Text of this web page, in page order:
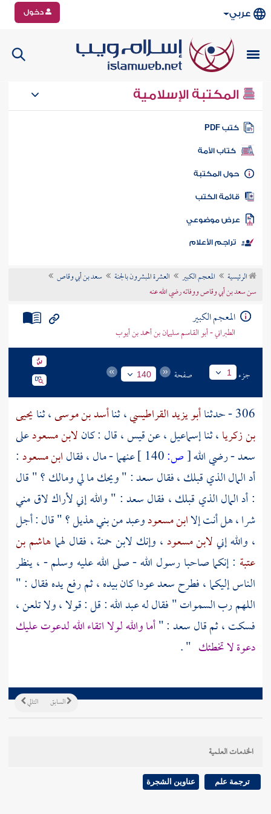
عربي دخول
المكتبة الإسلامية
كتب PDF
كتاب الأمة
المكتبة
الكتب
موضوعي
تراجم الأعلام
الرئيسية المعجم الكبير العشرة المبشرون بالجنة
سعد بن أبي وقاص
سن سعد بن أبي وقاص ووفاته رضي الله عنه
المعجم الكبير
الطبراني - أبو القاسم سليمان بن أحمد بن أيوب
جزء 1 صفحة 140
306 - حدثنا أبو يزيد القراطيسي، ثناأسد بن موسى، ثنايحيى
بن زكريا، ثناإسماعيل، عنقيس، قال : كانلابن مسعودعلى
سعد- رضي الله[ص: عنهما - مال ، فقالابن مسعود:
أد المال الذي قبلك ، فقالسعد: " ويحك ما لي ومالك ؟ " قال
: أد المال الذي قبلك ، فقالسعد: " والله إني لأراك لاق مني
شرا ، هل أنت إلاابن مسعودوعبد منبني هذيل؟ " قال : أجل
، والله إنيلابن مسعود، وإنك لابن حمنة ، فقال لهماهاشم بن
عتبة : إنكما صاحبا رسول الله - صلى الله عليه وسلم - ، ينظر
الناس إليكما ، فطرحسعدعودا كان بيده ، ثم رفع يده فقال : "
اللهم رب السموات " فقال لهعبد الله: قل : قولا ، ولا تلعن ،
فسكت ، ثم قالسعد: "أما والله لولا اتقاء الله لدعوت عليك
دعوة لا تخطئك " .
التالي السابق
الخدمات العلمية
ترجمة علم عناوين الشجرة